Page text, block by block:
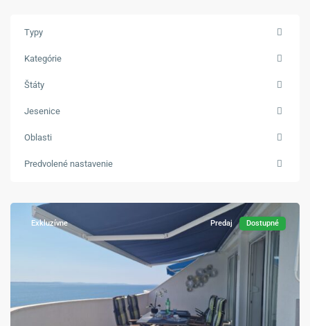
Typy
Kategórie
Štáty
Jesenice
Oblasti
Predvolené nastavenie
Exkluzívne Predaj Dostupné